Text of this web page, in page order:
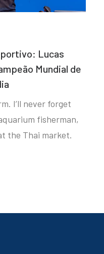
Lucas
Mundial de
I’ll never forget
fisherman,
the Thai market.